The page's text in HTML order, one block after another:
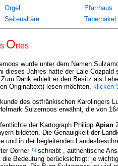
Orgel Pfarrhaus
Seitenaltäre
Tabernakel
Ortes
wurde unter dem Namen
dieses Jahres hatte der Laie
Dank erhielt er den Besitz als
Originaltext) lesen möchten, klicken
des ostfränkischen Karolingers
Sulzemoos erwähnt, die von
der Kartograph Philipp Apian
bildeten. Die Genauigkeit der
und in der begleitenden
Dorner 11) schreibt , authentische
die Bedeutung berücksichtigt: je